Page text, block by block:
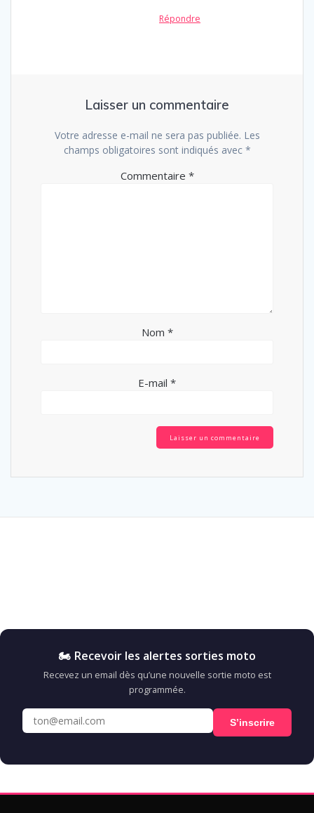
Répondre
Laisser un commentaire
Votre adresse e-mail ne sera pas publiée. Les
champs obligatoires sont indiqués avec *
Commentaire *
Nom *
E-mail *
🏍️ Recevoir les alertes sorties moto
Recevez un email dès qu’une nouvelle sortie moto est
programmée.
S’inscrire